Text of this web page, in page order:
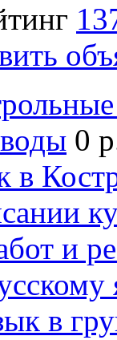
0
в
и
в